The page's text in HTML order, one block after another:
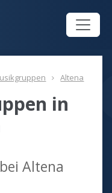
Altena
in
Altena